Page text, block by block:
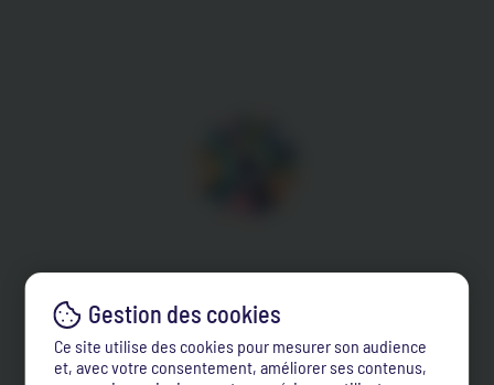
Ce site utilise des cookies pour mesurer son audience
et, avec votre consentement, améliorer ses contenus,